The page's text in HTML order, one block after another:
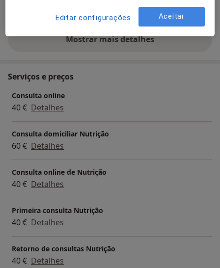
Crianças (Apenas em alguns endereços)
Mostrar mais detalhes
sobre a experiência
Serviços e preços
Consulta online
40 € Detalhes
Consulta domiciliar Nutrição
60 € Detalhes
Consulta online de Nutrição
40 € Detalhes
Primeira consulta Nutrição
40 € Detalhes
Retorno de consultas Nutrição
40 € Detalhes
Editar configurações Aceitar